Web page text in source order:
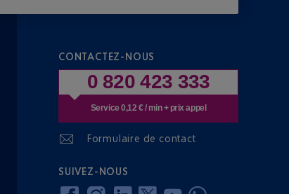
CONTACTEZ-NOUS
0 820 423 333
Service 0,12 € / min + prix appel
Formulaire de contact
SUIVEZ-NOUS